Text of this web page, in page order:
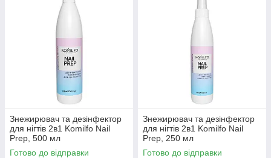
Знежирювач та дезінфектор
для нігтів 2в1 Komilfo Nail
Prep, 500 мл
Готово до відправки
Знежирювач та дезінфектор
для нігтів 2в1 Komilfo Nail
Prep, 250 мл
Готово до відправки